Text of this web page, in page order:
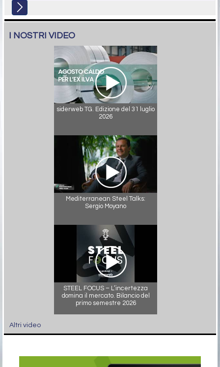
I NOSTRI VIDEO
siderweb TG. Edizione del 31 luglio
2026
Mediterranean Steel Talks:
Sergio Moyano
STEEL FOCUS – L’incertezza
domina il mercato. Bilancio del
primo semestre 2026
Altri video